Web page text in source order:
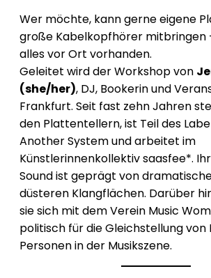
Wer möchte, kann gerne eigene
große Kabelkopfhörer mitbringen
alles vor Ort vorhanden.
Geleitet wird der Workshop von
(she/her), DJ, Bookerin und
Frankfurt. Seit fast zehn Jahren
den Plattentellern, ist Teil des
Another System und arbeitet im
Künstlerinnenkollektiv saasfee*.
Sound ist geprägt von
düsteren Klangflächen. Darüber
sie sich mit dem Verein Music
politisch für die Gleichstellung von
Personen in der Musikszene.